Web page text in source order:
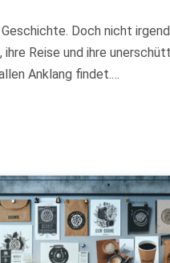
Doch nicht
Reise und ihre
Anklang findet.…